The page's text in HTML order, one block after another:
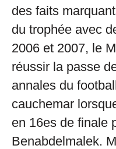
des faits
du trophée avec
2006 et 2007, le
réussir la passe
annales du
cauchemar
en 16es de finale
Benabdelmalek.